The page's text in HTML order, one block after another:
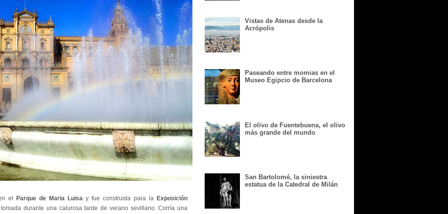
el Parque de Maria Luisa y fue construida para la Exposición
durante una calurosa tarde de verano sevillano. Corría una
Vistas de Atenas desde la
Acrópolis
Paseando entre momias en el
Museo Egipcio de Barcelona
El olivo de Fuentebuena, el olivo
más grande del mundo
San Bartolomé, la siniestra
estatua de la Catedral de Milán